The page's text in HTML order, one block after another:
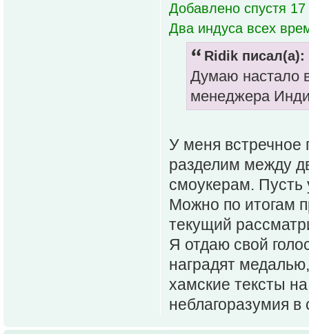
Добавлено спустя
Два индуса всех
Ridik писал(а):
Думаю настало
менеджера
У меня встречное
разделим между
смоукерам. Пусть
Можно по итогам
текущий
Я отдаю свой
наградят
хамские тексты
неблагоразумия